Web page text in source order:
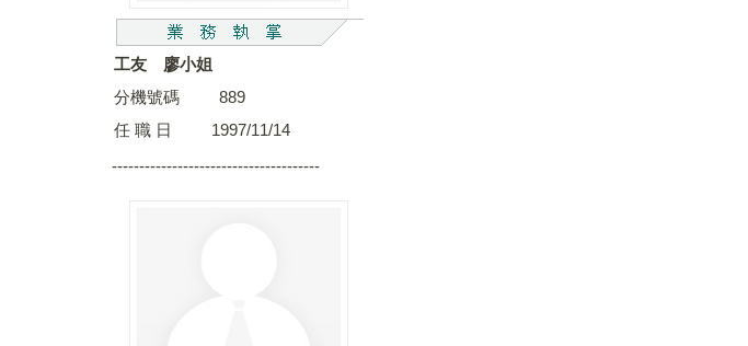
工友 廖小姐
分機號碼 889
任 職 日 1997/11/14
--------------------------------------